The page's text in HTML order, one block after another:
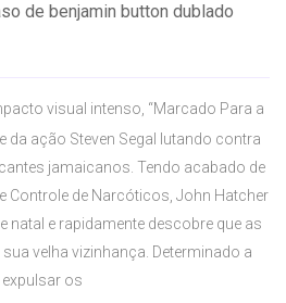
de benjamin button dublado
visual intenso, “Marcado Para a
da ação Steven Segal lutando contra
jamaicanos. Tendo acabado de
Controle de Narcóticos, John Hatcher
natal e rapidamente descobre que as
velha vizinhança. Determinado a
expulsar os